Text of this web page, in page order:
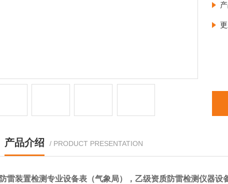
产品介绍 / PRODUCT PRESENTATION
防雷装置检测专业设备表（气象局）， 乙级资质防雷检测仪器设